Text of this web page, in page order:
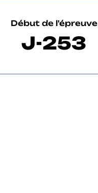
Début de l'épreuve
J-253